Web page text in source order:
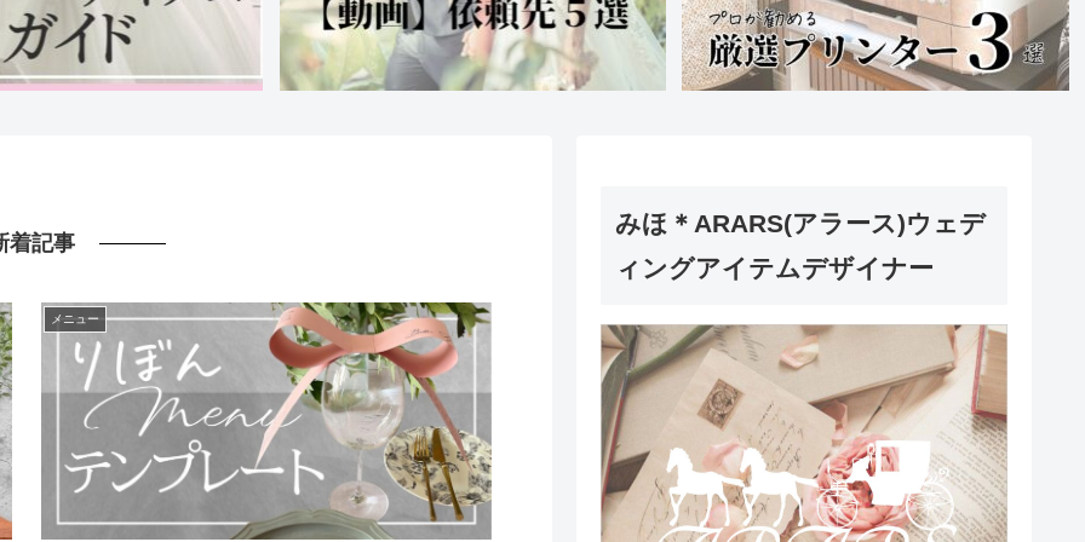
着記事
メニュー
みほ＊ARARS(アラース)ウェデ
ィングアイテムデザイナー